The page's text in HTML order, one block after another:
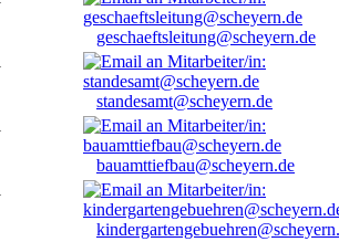
geschaeftsleitung@scheyern.de
standesamt@scheyern.de
bauamttiefbau@scheyern.de